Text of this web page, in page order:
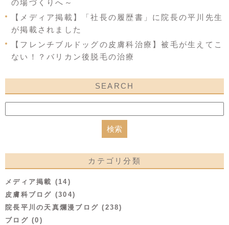
の場づくりへ～
【メディア掲載】「社長の履歴書」に院長の平川先生
が掲載されました
【フレンチブルドッグの皮膚科治療】被毛が生えてこ
ない！？バリカン後脱毛の治療
SEARCH
カテゴリ分類
メディア掲載 (14)
皮膚科ブログ (304)
院長平川の天真爛漫ブログ (238)
ブログ (0)